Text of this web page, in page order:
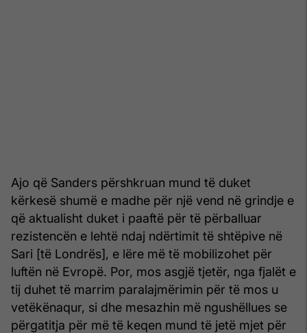
Ajo që Sanders përshkruan mund të duket
kërkesë shumë e madhe për një vend në grindje e
që aktualisht duket i paaftë për të përballuar
rezistencën e lehtë ndaj ndërtimit të shtëpive në
Sari [të Londrës], e lëre më të mobilizohet për
luftën në Evropë. Por, mos asgjë tjetër, nga fjalët e
tij duhet të marrim paralajmërimin për të mos u
vetëkënaqur, si dhe mesazhin më ngushëllues se
përgatitja për më të keqen mund të jetë mjet për